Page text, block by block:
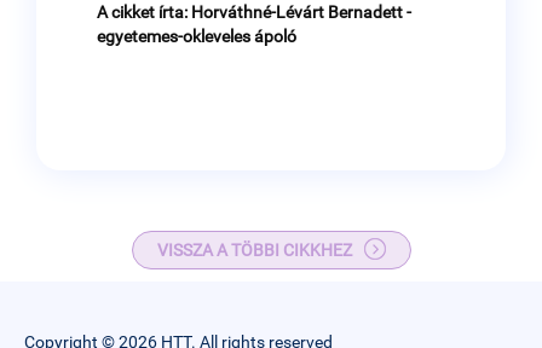
A cikket írta: Horváthné-Lévárt Bernadett -
egyetemes-okleveles ápoló
VISSZA A TÖBBI CIKKHEZ
Copyright © 2026 HTT. All rights reserved